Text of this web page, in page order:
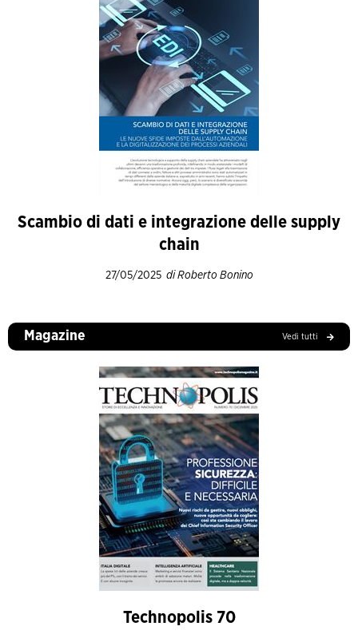
Scambio di dati e integrazione delle supply
chain
27/05/2025 di Roberto Bonino
Magazine Vedi tutti
Technopolis 70